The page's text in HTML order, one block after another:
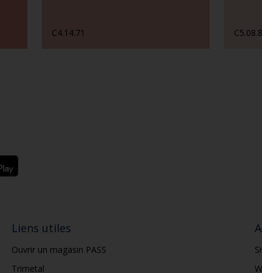
C4.14.71
Liens utiles
Ouvrir un magasin PASS
Trimetal